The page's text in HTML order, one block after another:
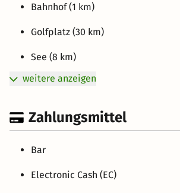
Bahnhof (1 km)
Golfplatz (30 km)
See (8 km)
weitere anzeigen
Zahlungsmittel
Bar
Electronic Cash (EC)